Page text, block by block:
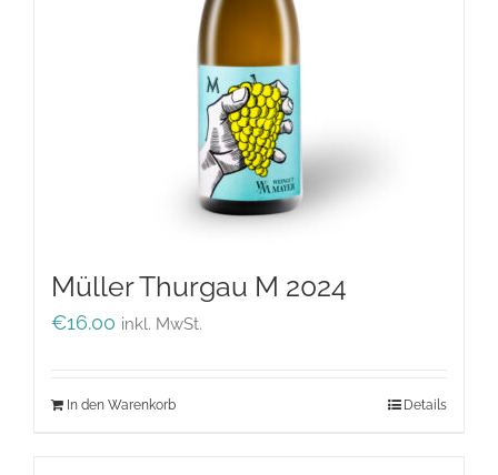
Müller Thurgau M 2024
€16.00 inkl. MwSt.
In den Warenkorb Details